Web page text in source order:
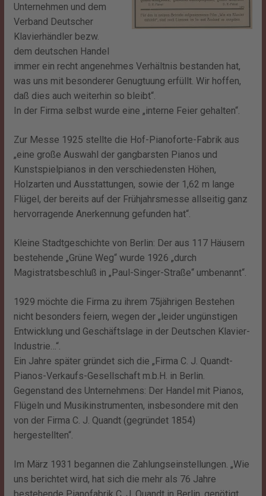
Unternehmen und dem
Verband Deutscher
Klavierhändler bezw.
dem deutschen Handel
immer ein recht angenehmes Verhältnis bestanden hat,
was uns mit besonderer Genugtuung erfüllt. Wir hoffen,
daß dies auch weiterhin so bleibt“.
In der Firma selbst wurde eine „interne Feier gehalten“.
Zur Messe 1925 stellte die Hof-Pianoforte-Fabrik aus
„eine große Auswahl der gangbarsten Pianos und
Kunstspielpianos in den verschiedensten Höhen,
Holzarten und Ausstattungen, sowie der 1,62 m lange
Flügel, der bereits auf der Frühjahrsmesse allseitig ganz
hervorragende Anerkennung gefunden hat“.
Kleine Stadtgeschichte von Berlin: Der aus 117 Häusern
bestehende „Grüne Weg“ wurde 1926 „durch
Magistratsbeschluß in „Paul-Singer-Straße“ umbenannt“.
1929 möchte die Firma zu ihrem 75jährigen Bestehen
nicht besonders feiern, wegen der „leider ungünstigen
Entwicklung und Geschäftslage in der Deutschen Klavier-
Industrie…“.
Ein Jahre später gründet sich die „Firma C. J. Quandt-
Pianos-Verkaufs-Gesellschaft m.b.H. in Berlin.
Gegenstand des Unternehmens: Der Handel mit Pianos,
Flügeln und Musikinstrumenten, insbesondere mit den
von der Firma C. J. Quandt (gegründet 1854)
hergestellten“.
Im März 1931 begannen die Zahlungseinstellungen. „Wie
uns berichtet wird, hat sich die mehr als 76 Jahre